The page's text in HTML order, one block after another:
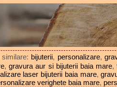
bijuterii, personalizare,
,gravura aur si bijuterii baia mare,
laser bijuterii baia mare,
verighete baia mare,